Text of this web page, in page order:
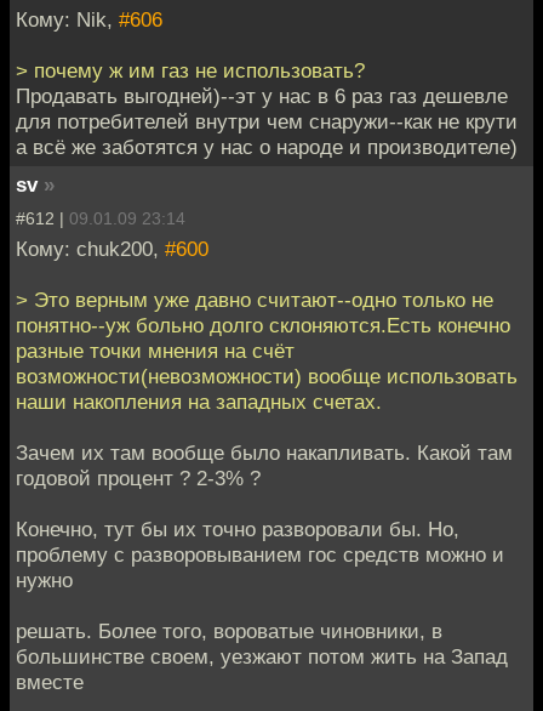
Кому: Nik, #606
> почему ж им газ не использовать?
Продавать выгодней)--эт у нас в 6 раз газ дешевле
для потребителей внутри чем снаружи--как не крути
а всё же заботятся у нас о народе и производителе)
sv »
#612 | 09.01.09 23:14
Кому: chuk200, #600
> Это верным уже давно считают--одно только не
понятно--уж больно долго склоняются.Есть конечно
разные точки мнения на счёт
возможности(невозможности) вообще использовать
наши накопления на западных счетах.
Зачем их там вообще было накапливать. Какой там
годовой процент ? 2-3% ?
Конечно, тут бы их точно разворовали бы. Но,
проблему с разворовыванием гос средств можно и
нужно
решать. Более того, вороватые чиновники, в
большинстве своем, уезжают потом жить на Запад
вместе